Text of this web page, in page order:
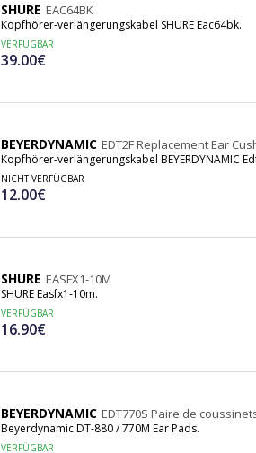
SHURE EAC64BK
Kopfhörer-verlängerungskabel SHURE Eac64bk.
VERFÜGBAR
39.00€
BEYERDYNAMIC EDT2F Replacement Ear
Kopfhörer-verlängerungskabel BEYERDYNAMIC
NICHT VERFÜGBAR
12.00€
SHURE EASFX1-10M
SHURE Easfx1-10m.
VERFÜGBAR
16.90€
BEYERDYNAMIC EDT770S Paire de
Beyerdynamic DT-880 / 770M Ear Pads.
VERFÜGBAR